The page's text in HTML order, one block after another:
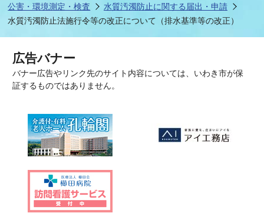
公害・環境測定・検査
水質汚濁防止に関する届出・申請
水質汚濁防止法施行令等の改正について（排水基準等の改正）
広告バナー
バナー広告やリンク先のサイト内容については、いわき市が保
証するものではありません。